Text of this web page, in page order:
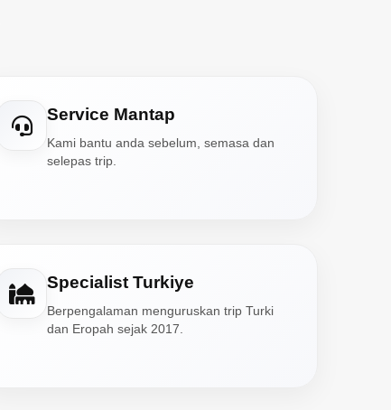
Service Mantap
Kami bantu anda sebelum, semasa dan
selepas trip.
Specialist Turkiye
Berpengalaman menguruskan trip Turki
dan Eropah sejak 2017.